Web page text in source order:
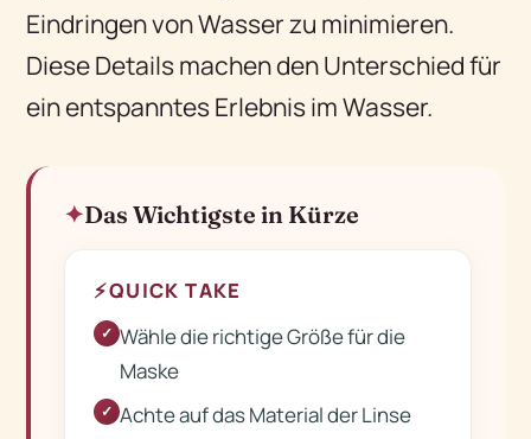
Eindringen von Wasser zu minimieren.
Diese Details machen den Unterschied für
ein entspanntes Erlebnis im Wasser.
Das Wichtigste in Kürze
⚡QUICK TAKE
✓ Wähle die richtige Größe für die
Maske
✓ Achte auf das Material der Linse